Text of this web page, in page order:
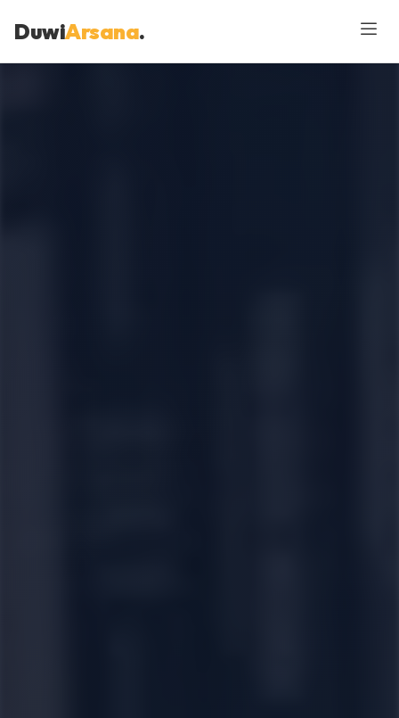
DuwiArsana.